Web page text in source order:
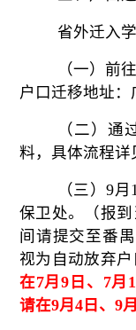
省外迁入
（一） 前往
户口迁移地址
（二） 通
料，具体流程详
（三）9月
保卫处。（报
间请提交至番
视为自动放弃户
在7月9日、7月
请在9月4日、9